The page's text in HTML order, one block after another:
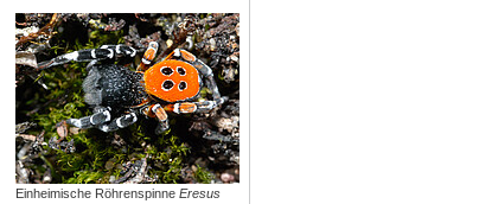
Einheimische RöhrenspinneEresus